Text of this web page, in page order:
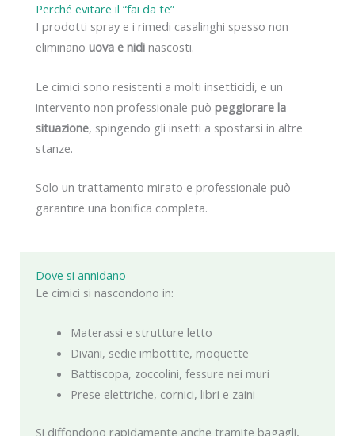
Dove si annidano
Le cimici si nascondono in:
Materassi e strutture letto
Divani, sedie imbottite, moquette
Battiscopa, zoccolini, fessure nei muri
Prese elettriche, cornici, libri e zaini
Si diffondono rapidamente anche tramite bagagli,
Perché evitare il “fai da te”
I prodotti spray e i rimedi casalinghi spesso non
eliminano uova e nidi nascosti.
Le cimici sono resistenti a molti insetticidi, e un
intervento non professionale può peggiorare la
situazione, spingendo gli insetti a spostarsi in altre
stanze.
Solo un trattamento mirato e professionale può
garantire una bonifica completa.